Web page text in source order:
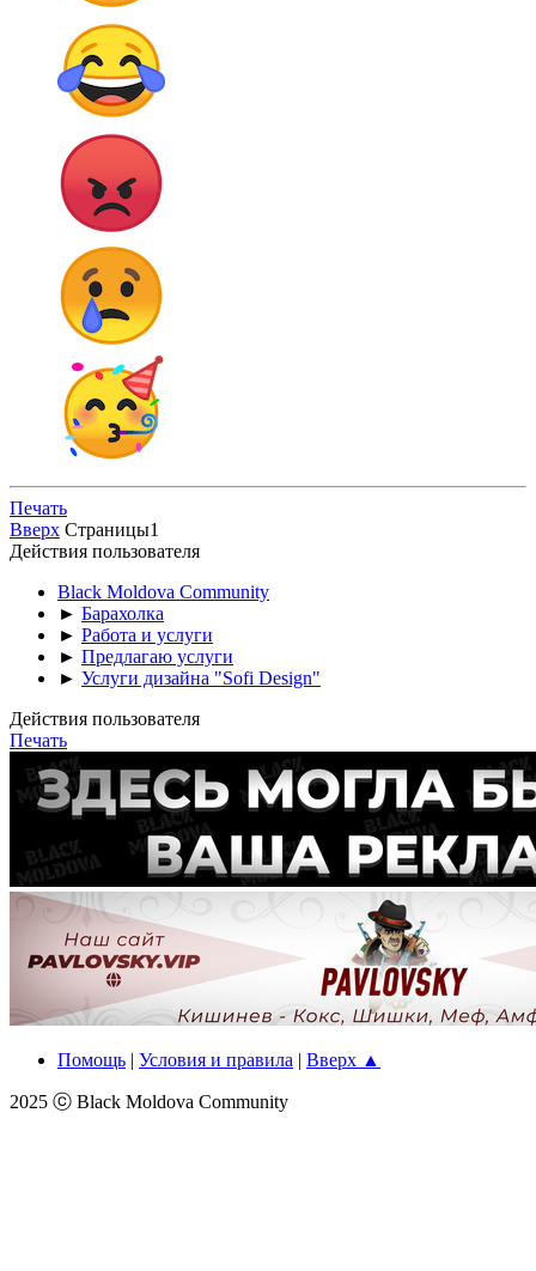
Печать
Вверх Страницы1
Действия пользователя
Black Moldova Community
► Барахолка
► Работа и услуги
► Предлагаю услуги
► Услуги дизайна "Sofi Design"
Действия пользователя
Печать
Помощь | Условия и правила | Вверх ▲
2025 ⓒ Black Moldova Community